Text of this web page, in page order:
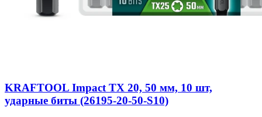
KRAFTOOL Impact TX 20, 50 мм, 10 шт,
ударные биты (26195-20-50-S10)